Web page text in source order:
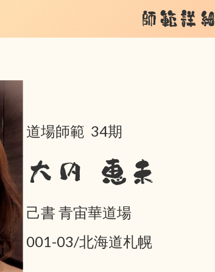
師範詳細
道場師範 34期
大内 恵未
己書 青宙華道場
001-03/北海道札幌